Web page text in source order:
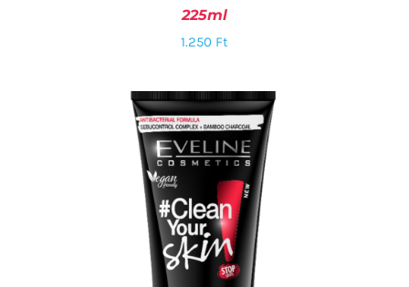
KOSÁRBA TESZEM RÉSZLETEK
225ml
1.250 Ft